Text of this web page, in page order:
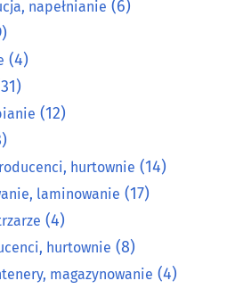
napełnianie (6)
(4)
(12)
hurtownie (14)
laminowanie (17)
(4)
hurtownie (8)
magazynowanie (4)